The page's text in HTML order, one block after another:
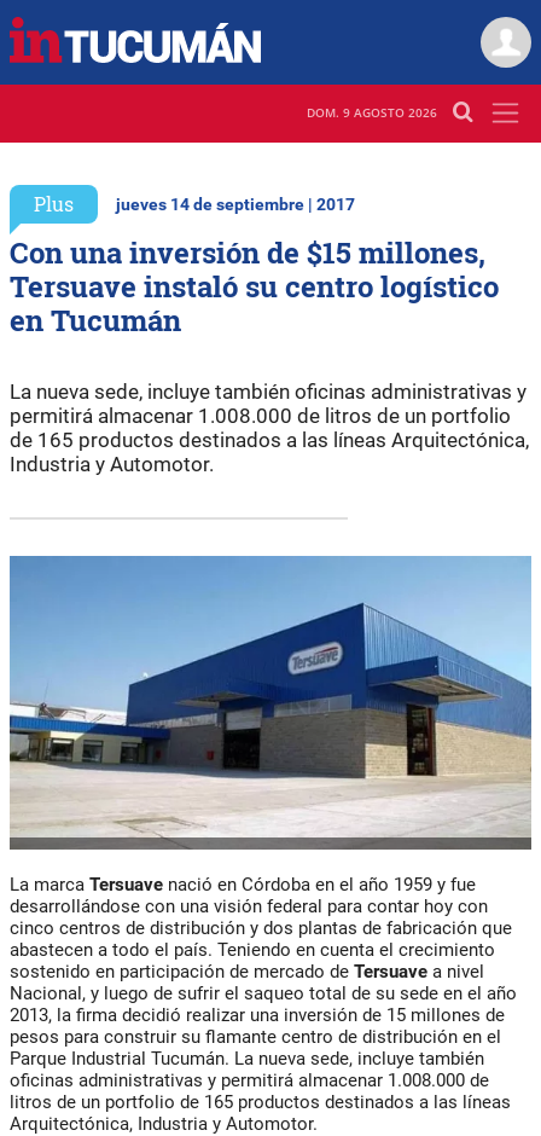
DOM. 9 AGOSTO 2026
Plus jueves 14 de septiembre | 2017
Con una inversión de $15 millones,
Tersuave instaló su centro logístico
en Tucumán
La nueva sede, incluye también oficinas administrativas y
permitirá almacenar 1.008.000 de litros de un portfolio
de 165 productos destinados a las líneas Arquitectónica,
Industria y Automotor.
La marca Tersuave nació en Córdoba en el año 1959 y fue
desarrollándose con una visión federal para contar hoy con
cinco centros de distribución y dos plantas de fabricación que
abastecen a todo el país. Teniendo en cuenta el crecimiento
sostenido en participación de mercado de Tersuave a nivel
Nacional, y luego de sufrir el saqueo total de su sede en el año
2013, la firma decidió realizar una inversión de 15 millones de
pesos para construir su flamante centro de distribución en el
Parque Industrial Tucumán. La nueva sede, incluye también
oficinas administrativas y permitirá almacenar 1.008.000 de
litros de un portfolio de 165 productos destinados a las líneas
Arquitectónica, Industria y Automotor.